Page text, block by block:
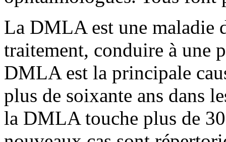
La DMLA est une maladie
traitement, conduire à une
DMLA est la principale
plus de soixante ans dans
la DMLA touche plus de